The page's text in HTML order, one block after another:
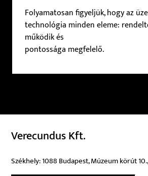
Folyamatosan figyeljük, hogy az
technológia minden eleme:
működik és
pontossága megfelelő.
Verecundus Kft.
Székhely: 1088 Budapest, Múzeum körút